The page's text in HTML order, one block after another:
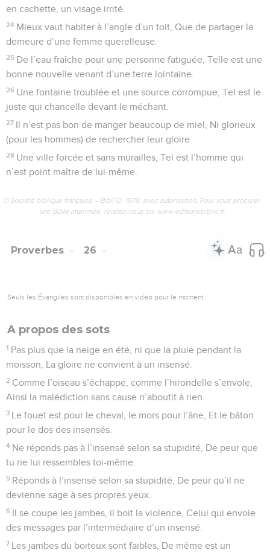
en cachette, un visage irrité.
24 Mieux vaut habiter à l’angle d’un toit, Que de partager la
demeure d’une femme querelleuse.
25 De l’eau fraîche pour une personne fatiguée, Telle est une
bonne nouvelle venant d’une terre lointaine.
26 Une fontaine troublée et une source corrompue, Tel est le
juste qui chancelle devant le méchant.
27 Il n’est pas bon de manger beaucoup de miel, Ni glorieux
(pour les hommes) de rechercher leur gloire.
28 Une ville forcée et sans murailles, Tel est l’homme qui
n’est point maître de lui-même.
© Société biblique française – Bibli’O, 1978, avec autorisation. Pour vous procurer
une Bible imprimée, rendez-vous sur www.editionsbiblio.fr
Proverbes 26
Seuls les Évangiles sont disponibles en vidéo pour le moment.
A propos des sots
1 Pas plus que la neige en été, ni que la pluie pendant la
moisson, La gloire ne convient à un insensé.
2 Comme l’oiseau s’échappe, comme l’hirondelle s’envole,
Ainsi la malédiction sans cause n’aboutit à rien.
3 Le fouet est pour le cheval, le mors pour l’âne, Et le bâton
pour le dos des insensés.
4 Ne réponds pas à l’insensé selon sa stupidité, De peur que
tu ne lui ressembles toi-même.
5 Réponds à l’insensé selon sa stupidité, De peur qu’il ne
devienne sage à ses propres yeux.
6 Il se coupe les jambes, il boit la violence, Celui qui envoie
des messages par l’intermédiaire d’un insensé.
7 Les jambes du boiteux sont faibles, De même est un